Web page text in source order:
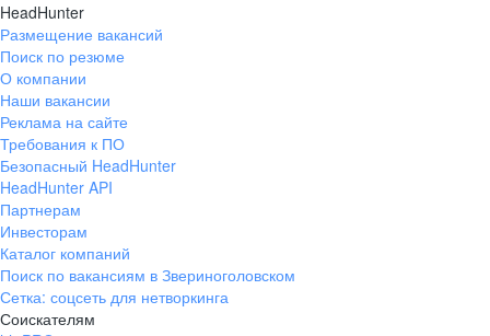
HeadHunter
Размещение вакансий
Поиск по резюме
О компании
Наши вакансии
Реклама на сайте
Требования к ПО
Безопасный HeadHunter
HeadHunter API
Партнерам
Инвесторам
Каталог компаний
Поиск по вакансиям в Звериноголовском
Сетка: соцсеть для нетворкинга
Соискателям